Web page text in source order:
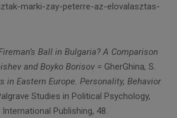
marki-zay-peterre-az-elovalasztas-
Ball in Bulgaria? A Comparison
and Boyko Borisov = GherGhina, S.
in Eastern Europe. Personality, Behavior
Studies in Political Psychology,
Publishing, 48.